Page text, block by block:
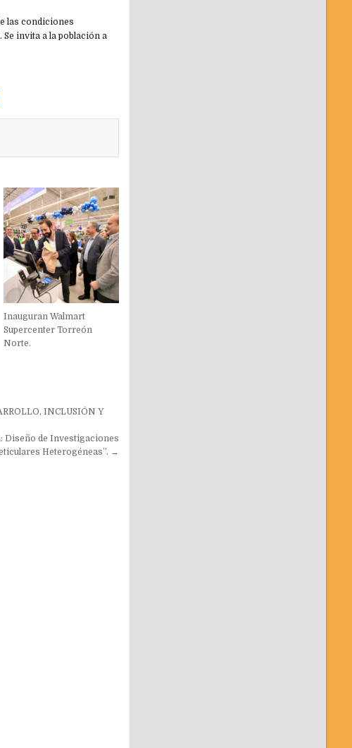
las condiciones
invita a la población a
Inauguran Walmart
Supercenter Torreón
Norte.
INCLUSIÓN Y
Diseño de Investigaciones
Heterogéneas”. →